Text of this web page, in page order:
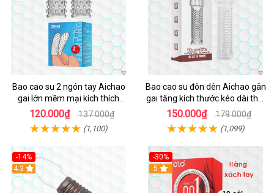
Bao cao su 2 ngón tay Aichao
gai lớn mềm mại kích thích
thăng hoa
120.000₫ 137.000₫
(1,100)
Bao cao su đôn dên Aichao gân
gai tăng kích thước kéo dài thời
gian
150.000₫ 179.000₫
(1,099)
-14%
4.3
-30%
5